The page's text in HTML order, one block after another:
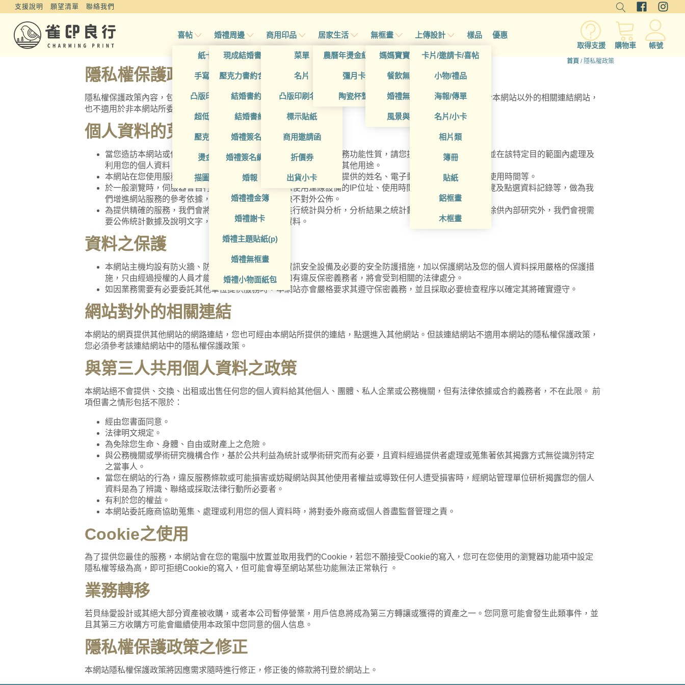
支援說明 願望清單 聯絡我們
喜帖
紙卡喜帖
手寫風喜帖
凸版印刷喜帖
超低價喜帖
壓克力喜帖
燙金喜帖
描圖紙喜帖
婚禮周邊
現成結婚書約夾
壓克力書約含木座
結婚書約組
結婚書約
婚禮簽名簿
婚禮簽名綢(p)
婚報
婚禮禮金簿
婚禮謝卡
婚禮主題貼紙(p)
婚禮無框畫
婚禮小物面紙包
商用印品
菜單
名片
凸版印刷名片
標示貼紙
商用邀請函
折價券
出貨小卡
居家生活
農曆年燙金紅包袋
彌月卡
陶瓷杯墊
無框畫
媽媽寶寶無框畫
餐飲無框畫
婚禮無框畫
風景與藝術
上傳設計
卡片/邀請卡/喜帖
小物/禮品
海報/傳單
名片/小卡
相片類
簿冊
貼紙
鋁框畫
木框畫
樣品 優惠
取得支援 購物車 帳號
首頁 / 隱私權政策
隱私權保護政策的適用範圍
隱私權保護政策內容，包括本網站如何處理在您使用網站服務時收集到的個人識別資料。隱私權保護政策不適用於本網站以外的相關連結網站，
也不適用於非本網站所委託或參與管理的人員。
個人資料的蒐集、處理及利用方式
當您造訪本網站或使用本網站所提供之功能服務時，我們將視該服務功能性質，請您提供必要的個人資料，並在該特定目的範圍內處理及
利用您的個人資料；非經您書面同意，本網站不會將個人資料用於其他用途。
本網站在您使用服務信箱、問卷調查等互動性功能時，會保留您所提供的姓名、電子郵件地址、聯絡方式及使用時間等。
於一般瀏覽時，伺服器會自行記錄相關行徑，包括您使用連線設備的IP位址、使用時間、使用的瀏覽器、瀏覽及點選資料記錄等，做為我
們增進網站服務的參考依據，此記錄為內部應用，決不對外公佈。
為提供精確的服務，我們會將收集的問卷調查內容進行統計與分析，分析結果之統計數據或說明文字呈現，除供內部研究外，我們會視需
要公佈統計數據及說明文字，但不涉及特定個人之資料。
資料之保護
本網站主機均設有防火牆、防毒系統等相關的各項資訊安全設備及必要的安全防護措施，加以保護網站及您的個人資料採用嚴格的保護措
施，只由經過授權的人員才能接觸您的個人資料，如有違反保密義務者，將會受到相關的法律處分。
如因業務需要有必要委託其他單位提供服務時，本網站亦會嚴格要求其遵守保密義務，並且採取必要檢查程序以確定其將確實遵守。
網站對外的相關連結
本網站的網頁提供其他網站的網路連結，您也可經由本網站所提供的連結，點選進入其他網站。但該連結網站不適用本網站的隱私權保護政策，
您必須參考該連結網站中的隱私權保護政策。
與第三人共用個人資料之政策
本網站絕不會提供、交換、出租或出售任何您的個人資料給其他個人、團體、私人企業或公務機關，但有法律依據或合約義務者，不在此限。 前
項但書之情形包括不限於：
經由您書面同意。
法律明文規定。
為免除您生命、身體、自由或財產上之危險。
與公務機關或學術研究機構合作，基於公共利益為統計或學術研究而有必要，且資料經過提供者處理或蒐集著依其揭露方式無從識別特定
之當事人。
當您在網站的行為，違反服務條款或可能損害或妨礙網站與其他使用者權益或導致任何人遭受損害時，經網站管理單位研析揭露您的個人
資料是為了辨識、聯絡或採取法律行動所必要者。
有利於您的權益。
本網站委託廠商協助蒐集、處理或利用您的個人資料時，將對委外廠商或個人善盡監督管理之責。
Cookie之使用
為了提供您最佳的服務，本網站會在您的電腦中放置並取用我們的Cookie，若您不願接受Cookie的寫入，您可在您使用的瀏覽器功能項中設定
隱私權等級為高，即可拒絕Cookie的寫入，但可能會導至網站某些功能無法正常執行 。
業務轉移
若貝絲愛設計或其絕大部分資產被收購，或者本公司暫停營業，用戶信息將成為第三方轉讓或獲得的資產之一。您同意可能會發生此類事件，並
且其第三方收購方可能會繼續使用本政策中您同意的個人信息。
隱私權保護政策之修正
本網站隱私權保護政策將因應需求隨時進行修正，修正後的條款將刊登於網站上。